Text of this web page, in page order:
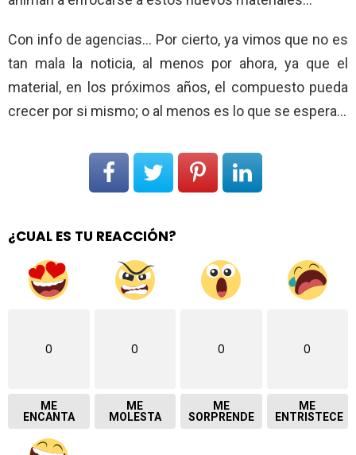
Con info de agencias… Por cierto, ya vimos que no es
tan mala la noticia, al menos por ahora, ya que el
material, en los próximos años, el compuesto pueda
crecer por si mismo; o al menos es lo que se espera…
¿CUAL ES TU REACCIÓN?
0
ME
ENCANTA
0
ME
MOLESTA
0
ME
SORPRENDE
0
ME
ENTRISTECE